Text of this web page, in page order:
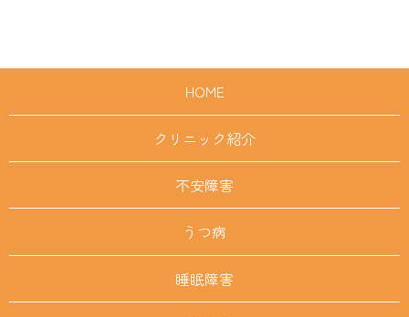
HOME
クリニック紹介
不安障害
うつ病
睡眠障害